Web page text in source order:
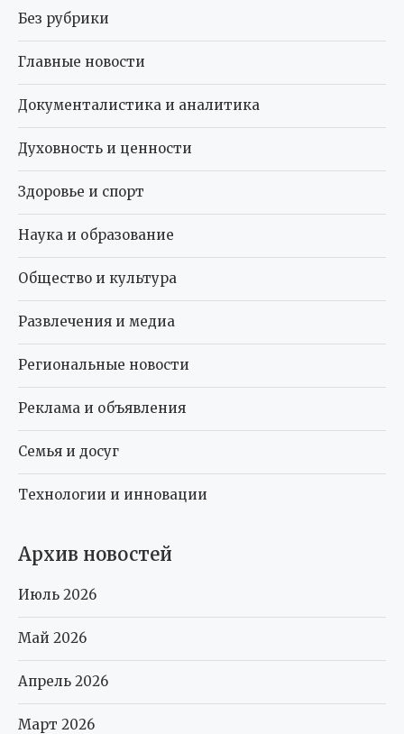
Без рубрики
Главные новости
Документалистика и аналитика
Духовность и ценности
Здоровье и спорт
Наука и образование
Общество и культура
Развлечения и медиа
Региональные новости
Реклама и объявления
Семья и досуг
Технологии и инновации
Архив новостей
Июль 2026
Май 2026
Апрель 2026
Март 2026